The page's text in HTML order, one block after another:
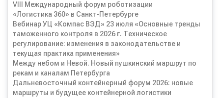
VIII Международный форум роботизации
«Логистика 360» в Санкт-Петербурге
Вебинар УЦ «Компас ВЭД» 23 июля «Основные тренды
таможенного контроля в 2026 г. Техническое
регулирование: изменения в законодательстве и
текущая практика применения»
Между небом и Невой. Новый пушкинский маршрут по
рекам и каналам Петербурга
Дальневосточный контейнерный форум 2026: новые
маршруты и будущее контейнерной логистики